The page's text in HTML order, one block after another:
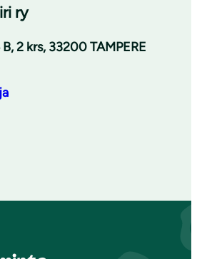
ry
2 krs, 33200 TAMPERE